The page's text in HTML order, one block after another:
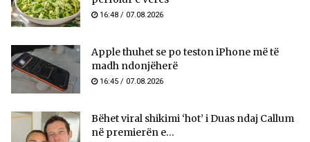
16:48 / 07.08.2026
Apple thuhet se po teston iPhone më të
madh ndonjëherë
16:45 / 07.08.2026
Bëhet viral shikimi ‘hot’ i Duas ndaj Callum
në premierën e...